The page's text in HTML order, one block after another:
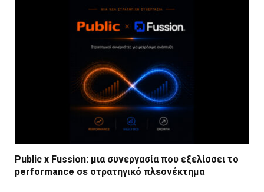
Public x Fussion: μια συνεργασία που εξελίσσει το
performance σε στρατηγικό πλεονέκτημα